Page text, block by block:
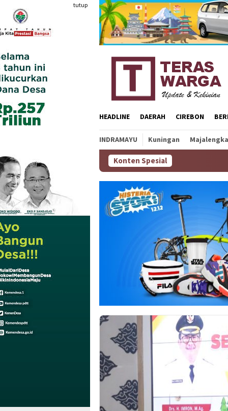
Loncat
konten
tutup
HEADLINE DAERAH CIREBON
INDRAMAYU Kuningan Majalengka
Konten Spesial